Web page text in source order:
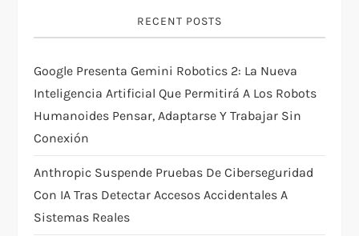
a
t
i
o
n
RECENT POSTS
Google Presenta Gemini Robotics 2: La Nueva
Inteligencia Artificial Que Permitirá A Los Robots
Humanoides Pensar, Adaptarse Y Trabajar Sin
Conexión
Anthropic Suspende Pruebas De Ciberseguridad
Con IA Tras Detectar Accesos Accidentales A
Sistemas Reales